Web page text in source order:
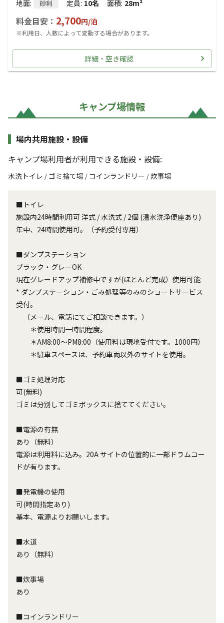
地面: 砂利 定員: 10名 面積: 28m²
料金目安： 2,700円/泊
※利用日、人数によって変動する場合があります。
詳細・空き確認
キャンプ場情報
場内共用施設・設備
キャンプ場利用者が利用できる施設・設備:
水洗トイレ / ゴミ捨て場 / コインランドリー /炊事場
■トイレ
施設内24時間利用可 洋式 / 水洗式 / 2個 (温水洗浄便座あり)
年中、24時間使用可。（予約受付専用）
■ダンプステーション
ブラック・グレーOK
現在グレードアップ補修中ですが(ほとんど完成）使用可能
* ダンプステーション・ごみ処理等のみのショートサービス
受付。
（メール、電話にてご相談できます。）
＊使用時間一時間程度。
＊AM8:00～PM8:00（使用料は現地受付です。1000円）
＊駐車スペースは、予約車両以外のサイトを使用。
■ゴミ処理対応
可(無料)
ゴミは分別してゴミボックスに捨ててください。
■電源の有無
あり（無料）
電源は利用料に込み。20A サイトの位置的に一部ドラムコー
ドが有ります。
■発電機の使用
可(時間指定あり)
基本、電源よりお願いします。
■水道
あり（無料）
■炊事場
あり
■コインランドリー